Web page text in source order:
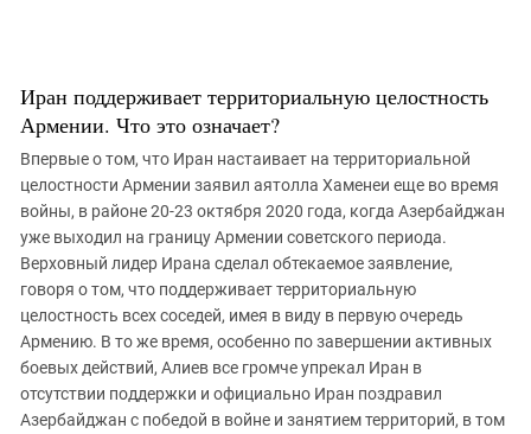
Иран поддерживает территориальную целостность
Армении. Что это означает?
Впервые о том, что Иран настаивает на территориальной
целостности Армении заявил аятолла Хаменеи еще во время
войны, в районе 20-23 октября 2020 года, когда Азербайджан
уже выходил на границу Армении советского периода.
Верховный лидер Ирана сделал обтекаемое заявление,
говоря о том, что поддерживает территориальную
целостность всех соседей, имея в виду в первую очередь
Армению. В то же время, особенно по завершении активных
боевых действий, Алиев все громче упрекал Иран в
отсутствии поддержки и официально Иран поздравил
Азербайджан с победой в войне и занятием территорий, в том